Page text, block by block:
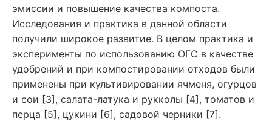
эмиссии и повышение качества компоста.
Исследования и практика в данной области
получили широкое развитие. В целом практика и
эксперименты по использованию ОГС в качестве
удобрений и при компостировании отходов были
применены при культивировании ячменя, огурцов
и сои [3], салата-латука и рукколы [4], томатов и
перца [5], цукини [6], садовой черники [7].